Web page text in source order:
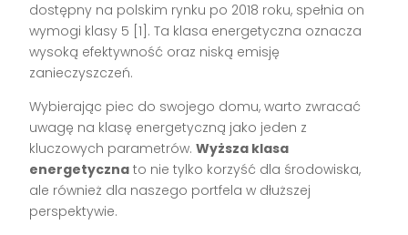
dostępny na polskim rynku po 2018 roku, spełnia on
wymogi klasy 5 [1]. Ta klasa energetyczna oznacza
wysoką efektywność oraz niską emisję
zanieczyszczeń.
Wybierając piec do swojego domu, warto zwracać
uwagę na klasę energetyczną jako jeden z
kluczowych parametrów.Wyższa klasa
energetyczna to nie tylko korzyść dla środowiska,
ale również dla naszego portfela w dłuższej
perspektywie.